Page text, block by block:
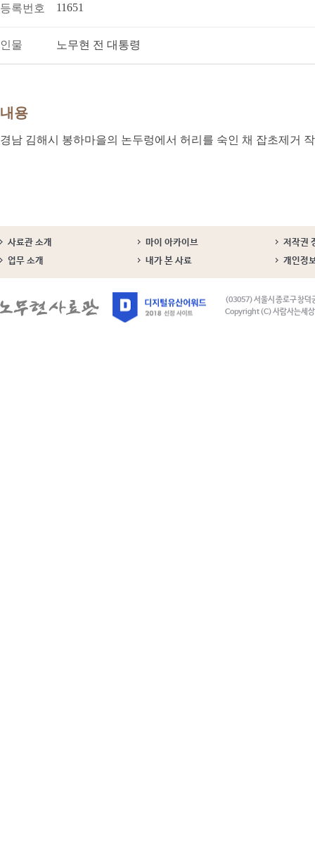
등록번호 11651
인물 노무현 전 대통령
내용
경남 김해시 봉하마을의 논두렁에서 허리를 숙인 채 잡초제거
사료관 소개 마이 아카이브
저작권
업무 소개
내가 본 사료 개인정
(03057) 서울시 종로구 창덕
Copyright (C) 사람사는세